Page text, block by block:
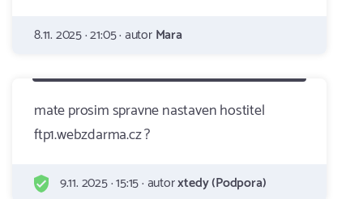
8.11. 2025 · 21:05 · autorMara
mate prosim spravne nastaven hostitel
ftp1.webzdarma.cz ?
9.11. 2025 · 15:15 · autorxtedy (Podpora)